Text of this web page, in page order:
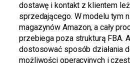
dostawę i kontakt z klientem
sprzedającego. W modelu tym
magazynów Amazon, a cały
przebiega poza strukturą FBA.
dostosować sposób działania
możliwości operacyjnych i